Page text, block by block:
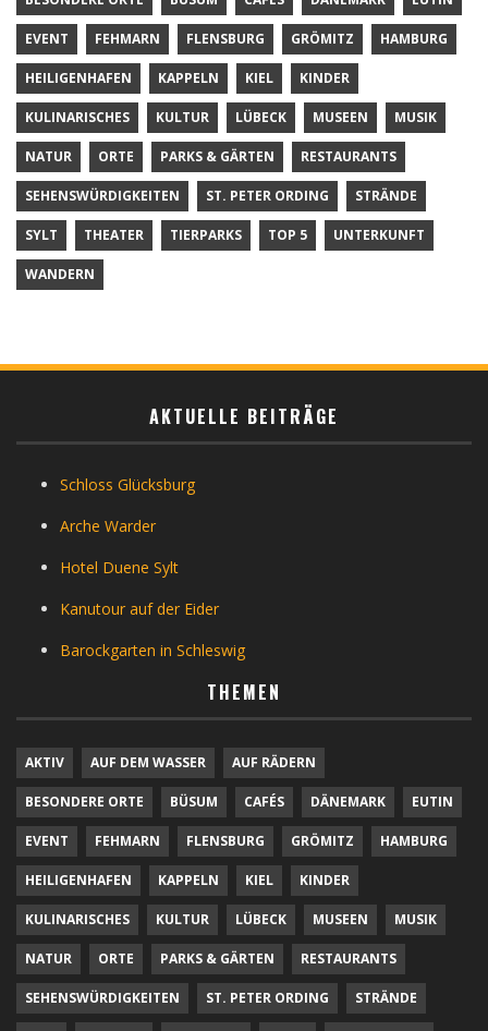
EVENT FEHMARN FLENSBURG GRÖMITZ HAMBURG
HEILIGENHAFEN KAPPELN KIEL KINDER
KULINARISCHES KULTUR LÜBECK MUSEEN MUSIK
NATUR ORTE PARKS & GÄRTEN RESTAURANTS
SEHENSWÜRDIGKEITEN ST. PETER ORDING STRÄNDE
SYLT THEATER TIERPARKS TOP 5 UNTERKUNFT
WANDERN
AKTUELLE BEITRÄGE
Schloss Glücksburg
Arche Warder
Hotel Duene Sylt
Kanutour auf der Eider
Barockgarten in Schleswig
THEMEN
AKTIV AUF DEM WASSER AUF RÄDERN
BESONDERE ORTE BÜSUM CAFÉS DÄNEMARK EUTIN
EVENT FEHMARN FLENSBURG GRÖMITZ HAMBURG
HEILIGENHAFEN KAPPELN KIEL KINDER
KULINARISCHES KULTUR LÜBECK MUSEEN MUSIK
NATUR ORTE PARKS & GÄRTEN RESTAURANTS
SEHENSWÜRDIGKEITEN ST. PETER ORDING STRÄNDE